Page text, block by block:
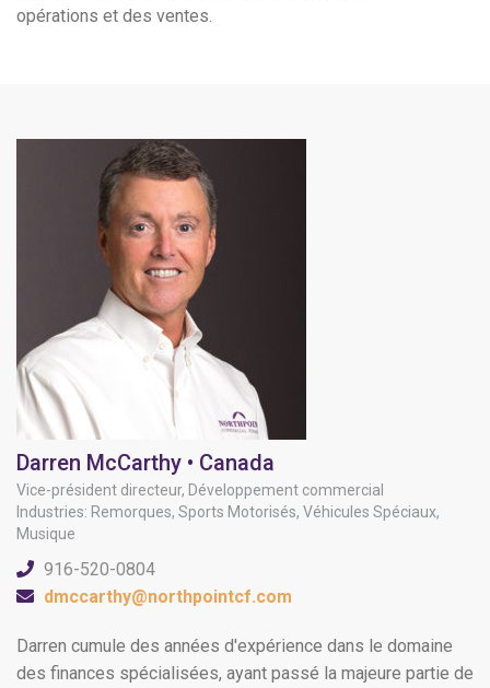
opérations et des ventes.
Darren McCarthy • Canada
Vice-président directeur, Développement commercial
Industries: Remorques, Sports Motorisés, Véhicules Spéciaux,
Musique
916-520-0804
dmccarthy@northpointcf.com
Darren cumule des années d'expérience dans le domaine
des finances spécialisées, ayant passé la majeure partie de